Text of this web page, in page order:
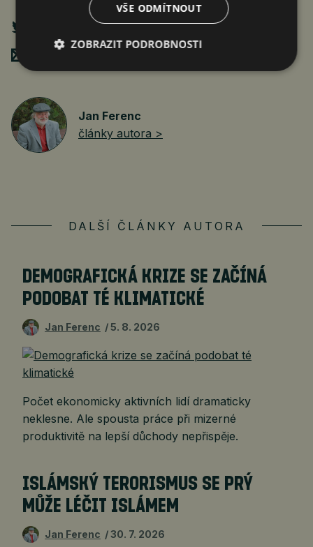
Jan Ferenc
články autora >
DALŠÍ ČLÁNKY AUTORA
DEMOGRAFICKÁ KRIZE SE ZAČÍNÁ
PODOBAT TÉ KLIMATICKÉ
Jan Ferenc 5. 8. 2026
Počet ekonomicky aktivních lidí dramaticky
neklesne. Ale spousta práce při mizerné
produktivitě na lepší důchody nepřispěje.
ISLÁMSKÝ TERORISMUS SE PRÝ
MŮŽE LÉČIT ISLÁMEM
Jan Ferenc 30. 7. 2026
VŠE ODMÍTNOUT
ZOBRAZIT PODROBNOSTI